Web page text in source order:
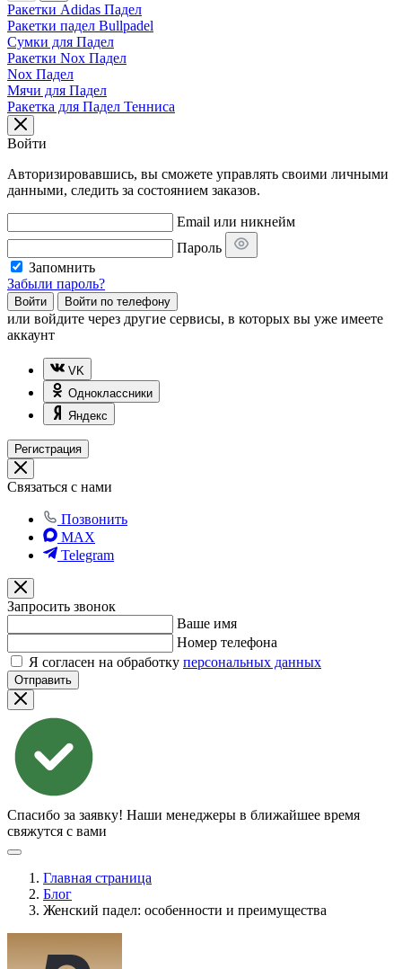
Ракетки Adidas Падел
Ракетки падел Bullpadel
Сумки для Падел
Ракетки Nox Падел
Nox Падел
Мячи для Падел
Ракетка для Падел Тенниса
Войти
Авторизировавшись, вы сможете управлять своими личными
данными, следить за состоянием заказов.
Email или никнейм
Пароль
Запомнить
Забыли пароль?
Войти Войти по телефону
или войдите через другие сервисы, в которых вы уже имеете
аккаунт
VK
Одноклассники
Яндекс
Регистрация
Связаться с нами
Позвонить
MAX
Telegram
Запросить звонок
Ваше имя
Номер телефона
Я согласен на обработку персональных данных
Отправить
Спасибо за заявку! Наши менеджеры в ближайшее время
свяжутся с вами
Главная страница
Блог
Женский падел: особенности и преимущества